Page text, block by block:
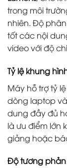
trong môi
nhiên. Độ
tốt các nội
video với độ
Tỷ lệ khung
Máy hỗ trợ tỷ
dòng laptop
dung đầy đủ
là ưu điểm lớn
giảng hoặc
Độ tương